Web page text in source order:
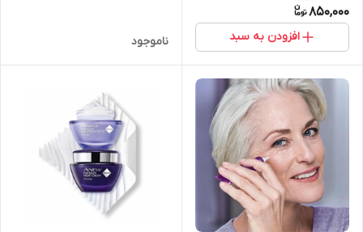
850,000
افزودن به سبد ناموجود